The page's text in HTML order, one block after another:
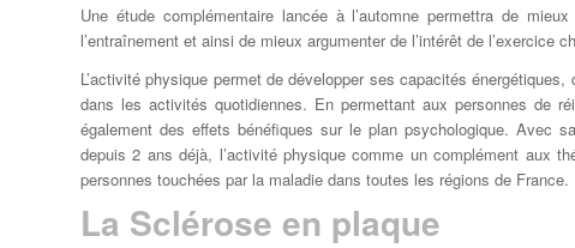
Une étude complémentaire lancée à l’automne permettra de
l’entraînement et ainsi de mieux argumenter de l’intérêt de l’exercice
L’activité physique permet de développer ses capacités
dans les activités quotidiennes. En permettant aux personnes de
également des effets bénéfiques sur le plan psychologique. Avec
depuis 2 ans déjà, l’activité physique comme un complément aux
personnes touchées par la maladie dans toutes les régions de France.
La Sclérose en plaque